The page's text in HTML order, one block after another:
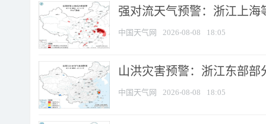
强对流天气预警：浙江上海
中国天气网 2026-08-08 18:05
山洪灾害预警：浙江东部
中国天气网 2026-08-08 18:05